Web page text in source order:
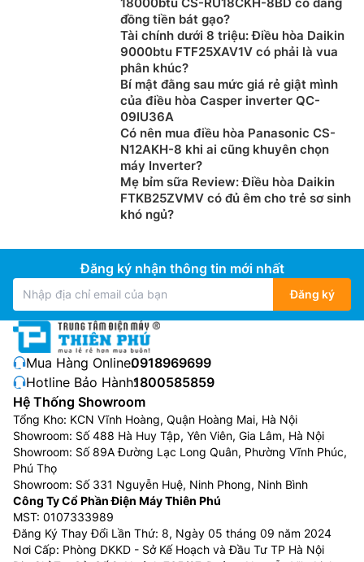
Bộ lọc kháng khuẩn Enzyme
Bộ lọc kháng khuẩn Enzyme trênđiều hòaMitsubishi
Heavy 1 chiều SRK18YXS-W5 chứa các Enzyme có tính
kiềm tự nhiên sẽ tấn công và tiêu diệt vi khuẩn ở ngay
lưới lọc vi sinh, sau đó sẽ tiến hành kiềm hãm nấm
mốc phát triển, giúp mang đến bầu không khí trong
sạch cho bạn và gia đình.
Công nghệ Jet Engine
Công nghệ Jet Engine dựa trên nguyên lý “Jet Flow”
và khả năng tính toán dịch động lực học của công
nghệ động cơ phản lực trong việc chế tạo cánh máy
bay, điều này giúp cho điều hòa Mitsubishi Heavy giá
rẻ SRK18YXS-W5 có hiệu quả sử dụng năng lượng cao
trong việc sản sinh ra dòng khí lưu lượng lớn, tỏa đều
đến mọi góc nhưng công suất tiêu thụ điện năng lại ở
mức thấp nhất, giúp tiết kiệm năng lượng.
đồng tiền bát gạo?
Tài chính dưới 8 triệu: Điều hòa Daikin
9000btu FTF25XAV1V có phải là vua
phân khúc?
Bí mật đằng sau mức giá rẻ giật mình
của điều hòa Casper inverter QC-
09IU36A
Có nên mua điều hòa Panasonic CS-
N12AKH-8 khi ai cũng khuyên chọn
máy Inverter?
Mẹ bỉm sữa Review: Điều hòa Daikin
FTKB25ZVMV có đủ êm cho trẻ sơ sinh
khó ngủ?
Đăng ký nhận thông tin mới nhất
Đăng ký
Mua Hàng Online:0918969699
Hotline Bảo Hành:1800585859
Hệ Thống Showroom
Tổng Kho: KCN Vĩnh Hoàng, Quận Hoàng Mai, Hà Nội
Showroom: Số 488 Hà Huy Tập, Yên Viên, Gia Lâm, Hà Nội
Showroom: Số 89A Đường Lạc Long Quân, Phường Vĩnh Phúc,
Phú Thọ
Showroom: Số 331 Nguyễn Huệ, Ninh Phong, Ninh Bình
Công Ty Cổ Phần Điện Máy Thiên Phú
MST: 0107333989
Đăng Ký Thay Đổi Lần Thứ: 8, Ngày 05 tháng 09 năm 2024
Nơi Cấp: Phòng DKKD - Sở Kế Hoạch và Đầu Tư TP Hà Nội